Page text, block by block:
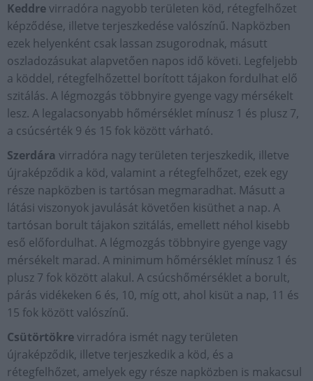
Keddrevirradóra nagyobb területen köd, rétegfelhőzet
képződése, illetve terjeszkedése valószínű. Napközben
ezek helyenként csak lassan zsugorodnak, másutt
oszladozásukat alapvetően napos idő követi. Legfeljebb
a köddel, rétegfelhőzettel borított tájakon fordulhat elő
szitálás. A légmozgás többnyire gyenge vagy mérsékelt
lesz. A legalacsonyabb hőmérséklet mínusz 1 és plusz 7,
a csúcsérték 9 és 15 fok között várható.
Szerdára virradóra nagy területen terjeszkedik, illetve
újraképződik a köd, valamint a rétegfelhőzet, ezek egy
része napközben is tartósan megmaradhat. Másutt a
látási viszonyok javulását követően kisüthet a nap. A
tartósan borult tájakon szitálás, emellett néhol kisebb
eső előfordulhat. A légmozgás többnyire gyenge vagy
mérsékelt marad. A minimum hőmérséklet mínusz 1 és
plusz 7 fok között alakul. A csúcshőmérséklet a borult,
párás vidékeken 6 és, 10, míg ott, ahol kisüt a nap, 11 és
15 fok között valószínű.
Csütörtökrevirradóra ismét nagy területen
újraképződik, illetve terjeszkedik a köd, és a
rétegfelhőzet, amelyek egy része napközben is makacsul